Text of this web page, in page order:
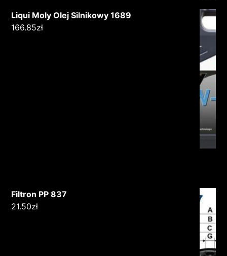
Liqui Moly Olej Silnikowy 1689
166.85zł
Filtron PP 837
21.50zł